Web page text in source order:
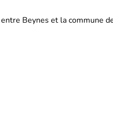
Beynes et la commune